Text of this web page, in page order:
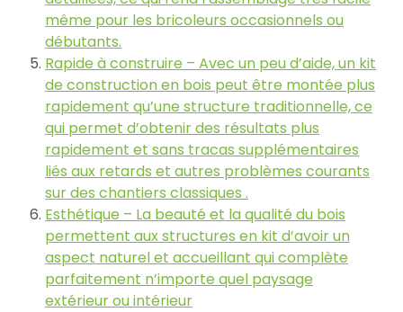
même pour les bricoleurs occasionnels ou
débutants.
Rapide à construire – Avec un peu d’aide, un kit
de construction en bois peut être montée plus
rapidement qu’une structure traditionnelle, ce
qui permet d’obtenir des résultats plus
rapidement et sans tracas supplémentaires
liés aux retards et autres problèmes courants
sur des chantiers classiques .
Esthétique – La beauté et la qualité du bois
permettent aux structures en kit d’avoir un
aspect naturel et accueillant qui complète
parfaitement n’importe quel paysage
extérieur ou intérieur